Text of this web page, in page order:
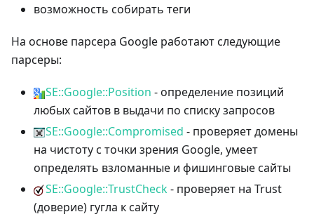
возможность собирать теги
На основе парсера Google работают следующие
парсеры:
SE::Google::Position - определение позиций
любых сайтов в выдачи по списку запросов
SE::Google::Compromised - проверяет домены
на чистоту с точки зрения Google, умеет
определять взломанные и фишинговые сайты
SE::Google::TrustCheck- проверяет на Trust
(доверие) гугла к сайту